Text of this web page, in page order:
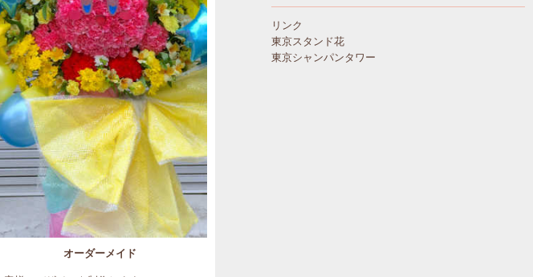
オーダーメイド
リンク
東京スタンド花
東京シャンパンタワー